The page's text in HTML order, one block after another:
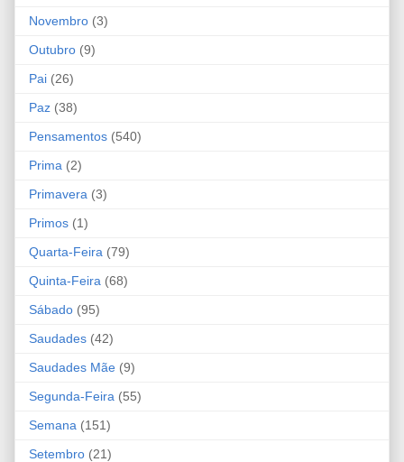
Novembro (3)
Outubro (9)
Pai (26)
Paz (38)
Pensamentos (540)
Prima (2)
Primavera (3)
Primos (1)
Quarta-Feira (79)
Quinta-Feira (68)
Sábado (95)
Saudades (42)
Saudades Mãe (9)
Segunda-Feira (55)
Semana (151)
Setembro (21)